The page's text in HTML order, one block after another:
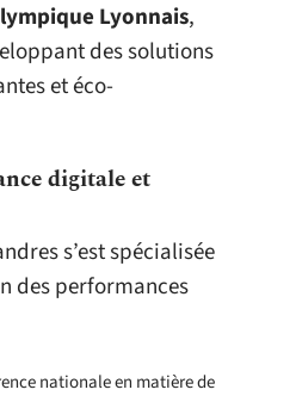
Lyonnais,
des solutions
et éco-
digitale et
s’est spécialisée
des performances
nationale en matière de